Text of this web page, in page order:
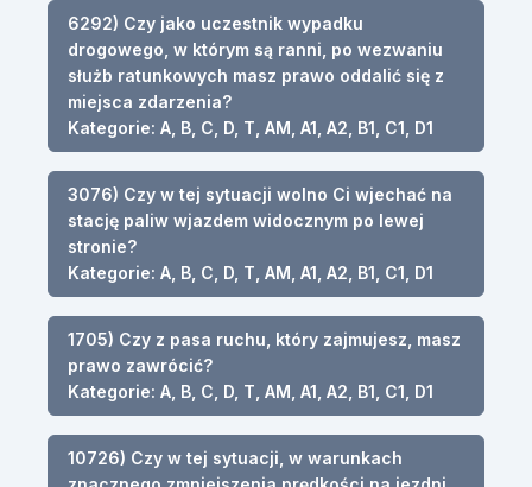
6292) Czy jako uczestnik wypadku
drogowego, w którym są ranni, po wezwaniu
służb ratunkowych masz prawo oddalić się z
miejsca zdarzenia?
Kategorie: A, B, C, D, T, AM, A1, A2, B1, C1, D1
3076) Czy w tej sytuacji wolno Ci wjechać na
stację paliw wjazdem widocznym po lewej
stronie?
Kategorie: A, B, C, D, T, AM, A1, A2, B1, C1, D1
1705) Czy z pasa ruchu, który zajmujesz, masz
prawo zawrócić?
Kategorie: A, B, C, D, T, AM, A1, A2, B1, C1, D1
10726) Czy w tej sytuacji, w warunkach